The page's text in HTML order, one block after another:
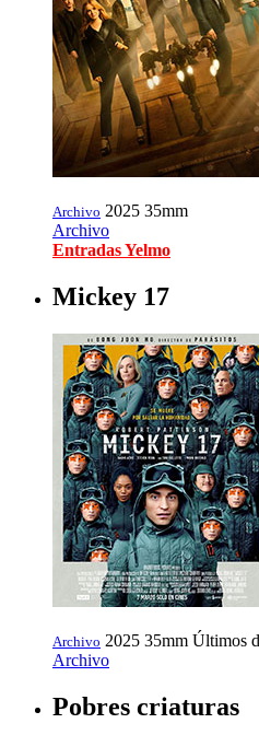
Archivo 2025 35mm
Archivo
Entradas Yelmo
Mickey 17
Archivo 2025 35mm Últimos
Archivo
Pobres criaturas